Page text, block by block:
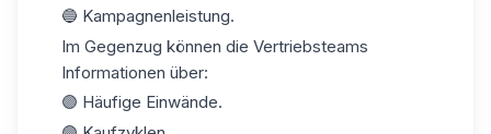
🔵 Kampagnenleistung.
Im Gegenzug können die Vertriebsteams
Informationen über:
🟣 Häufige Einwände.